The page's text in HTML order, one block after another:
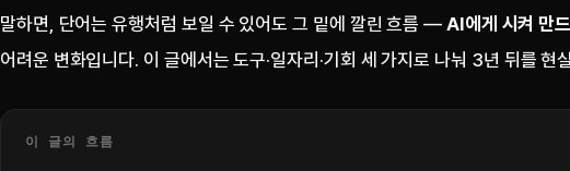
말하면, 단어는 유행처럼 보일 수 있어도 그 밑에 깔린 흐름 — AI에게 시켜 만
어려운 변화입니다. 이 글에서는 도구·일자리·기회 세 가지로 나눠 3년 뒤를 현
이 글의 흐름